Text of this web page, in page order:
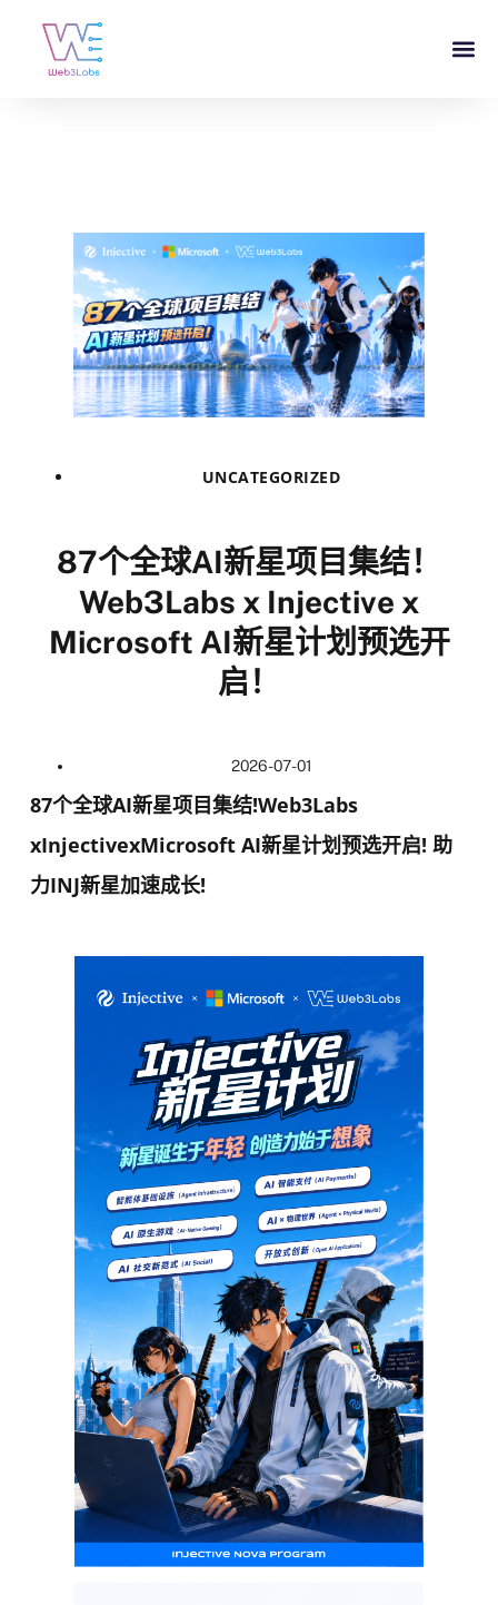
UNCATEGORIZED
87个全球AI新星项目集结！
Web3Labs x Injective x
Microsoft AI新星计划预选开
启！
2026-07-01
87个全球AI新星项目集结!Web3Labs
xInjectivexMicrosoft AI新星计划预选开启! 助
力INJ新星加速成长!